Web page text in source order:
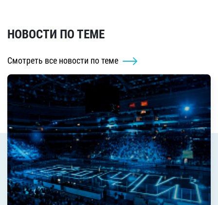
НОВОСТИ ПО ТЕМЕ
Смотреть все новости по теме